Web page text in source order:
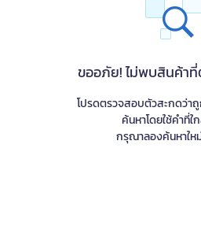
ขออภัย! ไม่พบสินค้า
โปรดตรวจสอบตัวสะกดว่า
ค้นหาโดยใช้คำที่ใ
กรุณาลองค้นหาให